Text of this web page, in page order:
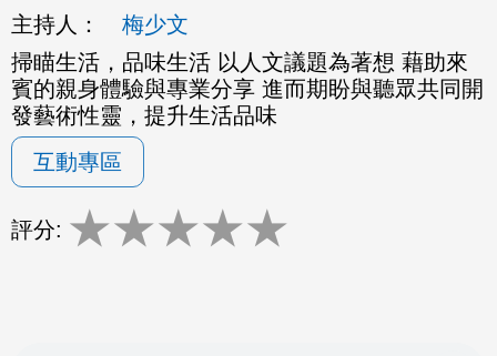
主持人：
梅少文
掃瞄生活，品味生活 以人文議題為著想 藉助來
賓的親身體驗與專業分享 進而期盼與聽眾共同開
發藝術性靈，提升生活品味
互動專區
評分: ★★★★★